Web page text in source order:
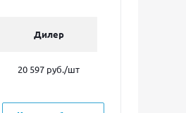
Дилер
20 597 руб./шт